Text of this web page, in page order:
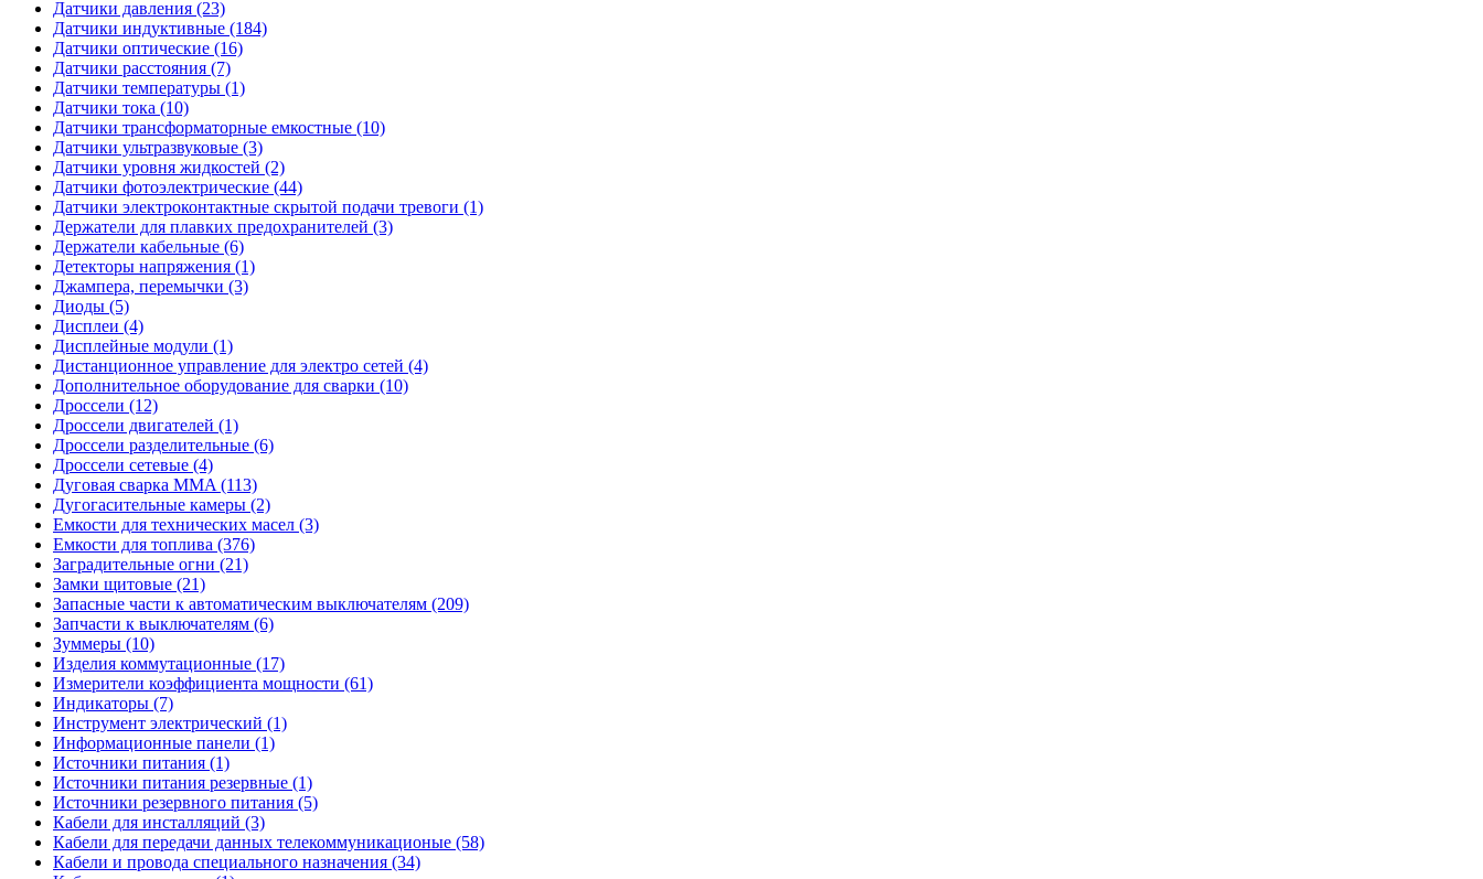
Датчики давления (23)
Датчики индуктивные (184)
Датчики оптические (16)
Датчики расстояния (7)
Датчики температуры (1)
Датчики тока (10)
Датчики трансформаторные емкостные (10)
Датчики ультразвуковые (3)
Датчики уровня жидкостей (2)
Датчики фотоэлектрические (44)
Датчики электроконтактные скрытой подачи тревоги (1)
Держатели для плавких предохранителей (3)
Держатели кабельные (6)
Детекторы напряжения (1)
Джампера, перемычки (3)
Диоды (5)
Дисплеи (4)
Дисплейные модули (1)
Дистанционное управление для электро сетей (4)
Дополнительное оборудование для сварки (10)
Дроссели (12)
Дроссели двигателей (1)
Дроссели разделительные (6)
Дроссели сетевые (4)
Дуговая сварка MMA (113)
Дугогасительные камеры (2)
Емкости для технических масел (3)
Емкости для топлива (376)
Заградительные огни (21)
Замки щитовые (21)
Запасные части к автоматическим выключателям (209)
Запчасти к выключателям (6)
Зуммеры (10)
Изделия коммутационные (17)
Измерители коэффициента мощности (61)
Индикаторы (7)
Инструмент электрический (1)
Информационные панели (1)
Источники питания (1)
Источники питания резервные (1)
Источники резервного питания (5)
Кабели для инсталляций (3)
Кабели для передачи данных телекоммуникационые (58)
Кабели и провода специального назначения (34)